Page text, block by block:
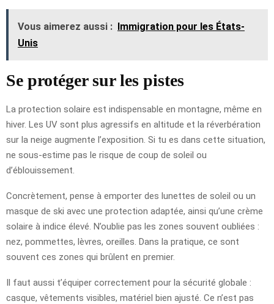
Vous aimerez aussi : Immigration pour les États-
Unis
Se protéger sur les pistes
La protection solaire est indispensable en montagne, même en
hiver. Les UV sont plus agressifs en altitude et la réverbération
sur la neige augmente l’exposition. Si tu es dans cette situation,
ne sous-estime pas le risque de coup de soleil ou
d’éblouissement.
Concrètement, pense à emporter des lunettes de soleil ou un
masque de ski avec une protection adaptée, ainsi qu’une crème
solaire à indice élevé. N’oublie pas les zones souvent oubliées :
nez, pommettes, lèvres, oreilles. Dans la pratique, ce sont
souvent ces zones qui brûlent en premier.
Il faut aussi t’équiper correctement pour la sécurité globale :
casque, vêtements visibles, matériel bien ajusté. Ce n’est pas